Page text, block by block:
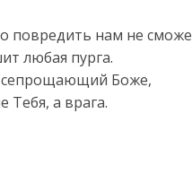
повредить нам не
любая пурга.
Боже,
а врага.